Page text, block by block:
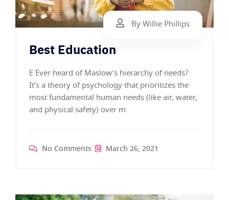
By Willie Phillips
Best Education
E Ever heard of Maslow’s hierarchy of needs?
It’s a theory of psychology that prioritizes the
most fundamental human needs (like air, water,
and physical safety) over m
No Comments March 26, 2021